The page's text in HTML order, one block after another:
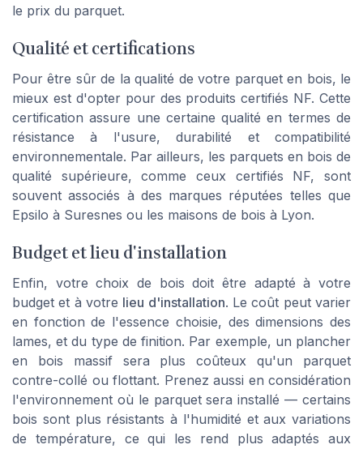
le prix du parquet.
Qualité et certifications
Pour être sûr de la qualité de votre parquet en bois, le
mieux est d'opter pour des produits certifiés NF. Cette
certification assure une certaine qualité en termes de
résistance à l'usure, durabilité et compatibilité
environnementale. Par ailleurs, les parquets en bois de
qualité supérieure, comme ceux certifiés NF, sont
souvent associés à des marques réputées telles que
Epsilo à Suresnes ou les maisons de bois à Lyon.
Budget et lieu d'installation
Enfin, votre choix de bois doit être adapté à votre
budget et à votre lieu d'installation. Le coût peut varier
en fonction de l'essence choisie, des dimensions des
lames, et du type de finition. Par exemple, un plancher
en bois massif sera plus coûteux qu'un parquet
contre-collé ou flottant. Prenez aussi en considération
l'environnement où le parquet sera installé — certains
bois sont plus résistants à l'humidité et aux variations
de température, ce qui les rend plus adaptés aux